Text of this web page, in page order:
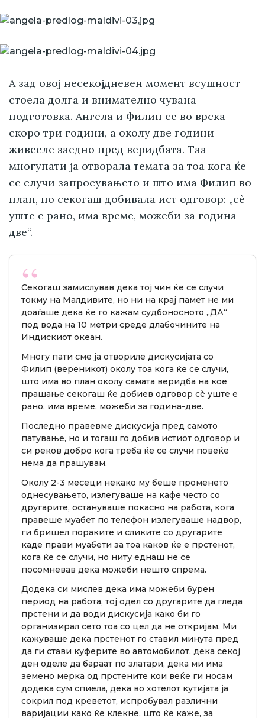
А зад овој несекојдневен момент всушност
стоела долга и внимателно чувана
подготовка. Ангела и Филип се во врска
скоро три години, а околу две години
живееле заедно пред веридбата. Таа
многупати ја отворала темата за тоа кога ќе
се случи запросувањето и што има Филип во
план, но секогаш добивала ист одговор: „сè
уште е рано, има време, можеби за година-
две“.
Секогаш замислував дека тој чин ќе се случи
токму на Малдивите, но ни на крај памет не ми
доаѓаше дека ќе го кажам судбоносното „ДА“
под вода на 10 метри среде длабочините на
Индискиот океан.
Многу пати сме ја отвориле дискусијата со
Филип (вереникот) околу тоа кога ќе се случи,
што има во план околу самата веридба на кое
прашање секогаш ќе добиев одговор сè уште е
рано, има време, можеби за година-две.
Последно правевме дискусија пред самото
патување, но и тогаш го добив истиот одговор и
си реков добро кога треба ќе се случи повеќе
нема да прашувам.
Околу 2-3 месеци некако му беше променето
однесувањето, излегуваше на кафе често со
другарите, остануваше покасно на работа, кога
правеше муабет по телефон излегуваше надвор,
ги бришел пораките и сликите со другарите
каде прави муабети за тоа каков ќе е прстенот,
кога ќе се случи, но ниту еднаш не се
посомневав дека можеби нешто спрема.
Додека си мислев дека има можеби бурен
период на работа, тој одел со другарите да гледа
прстени и да води дискусија како би го
организирал сето тоа со цел да не откријам. Ми
кажуваше дека прстенот го ставил минута пред
да ги стави куферите во автомобилот, дека секој
ден оделе да бараат по златари, дека ми има
земено мерка од прстените кои веќе ги носам
додека сум спиела, дека во хотелот кутијата ја
сокрил под креветот, испробувал различни
варијации како ќе клекне, што ќе каже, за